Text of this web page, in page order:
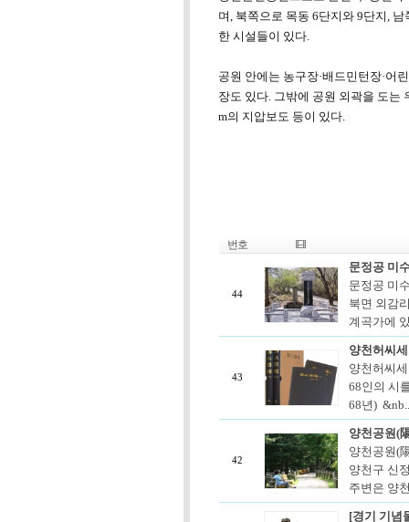
며, 북쪽으로 목동 6단지와 9단지,
한 시설들이 있다.
공원 안에는 농구장·배드민턴장·어
장도 있다. 그밖에 공원 외곽을 도는
m의 지압보도 등이 있다.
번호
44
문정공 미
문정공 미
북면 외감
계곡가에
43
양천허씨
양천허씨
68인의 시
68년) &nb..
42
양천공원(
양천공원(
양천구 신
주변은 양
[경기 기념